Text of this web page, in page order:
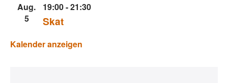
Aug.
5
19:00-21:30
Skat
Kalender anzeigen